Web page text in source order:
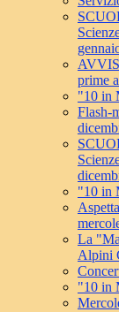
prime
"10 in
Flash-
"10 in
La
Alpini
"10 in